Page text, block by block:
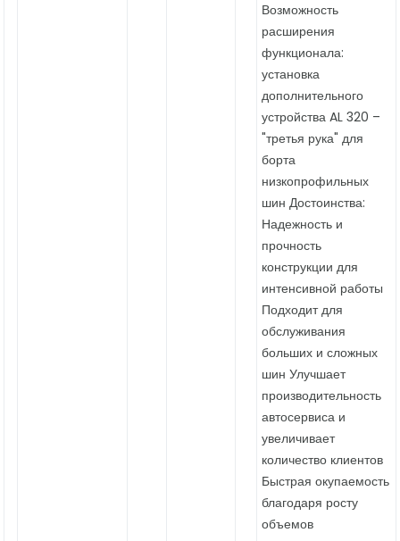
Возможность
расширения
функционала:
установка
дополнительного
устройства AL 320 –
"третья рука" для
борта
низкопрофильных
шин Достоинства:
Надежность и
прочность
конструкции для
интенсивной работы
Подходит для
обслуживания
больших и сложных
шин Улучшает
производительность
автосервиса и
увеличивает
количество клиентов
Быстрая окупаемость
благодаря росту
объемов